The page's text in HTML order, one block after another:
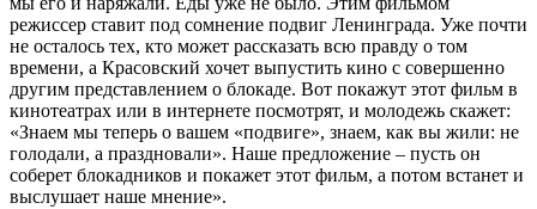
режиссер ставит под сомнение подвиг Ленинграда. Уже почти
не осталось тех, кто может рассказать всю правду о том
времени, а Красовский хочет выпустить кино с совершенно
другим представлением о блокаде. Вот покажут этот фильм в
кинотеатрах или в интернете посмотрят, и молодежь скажет:
«Знаем мы теперь о вашем «подвиге», знаем, как вы жили: не
голодали, а праздновали». Наше предложение – пусть он
соберет блокадников и покажет этот фильм, а потом встанет и
выслушает наше мнение».